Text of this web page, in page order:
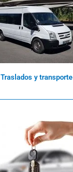
Traslados y transporte